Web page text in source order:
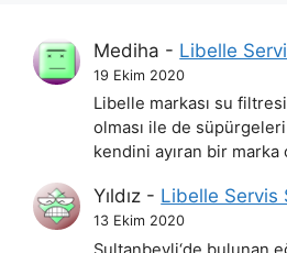
Mediha - Libelle
19 Ekim 2020
Libelle markası su
olması ile de
kendini ayıran bir
Yıldız - Libelle Servis
13 Ekim 2020